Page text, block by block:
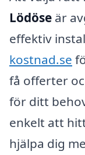
Lödöse är
effektiv
kostnad.se
få offerter
för ditt
enkelt att
hjälpa dig